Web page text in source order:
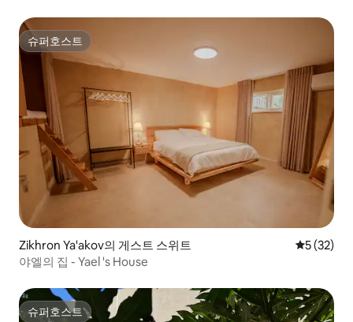
슈퍼호스트
슈퍼호스트
Zikhron Ya'akov의 게스트 스위트 평점 5점
5 (32)
야엘의 집 - Yael 's House
슈퍼호스트
슈퍼호스트